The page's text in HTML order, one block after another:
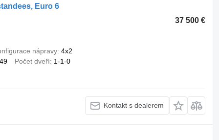
Euro 6
37 500 €
nápravy 4x2
Počet dveří 1-1-0
Kontakt s dealerem